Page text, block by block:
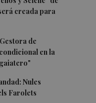
creada para
de
en la
Nules
Farolets